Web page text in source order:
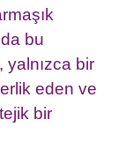
bu
bir
eden ve
bir